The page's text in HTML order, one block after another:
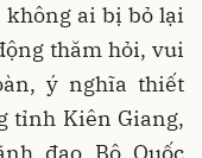
không ai bị bỏ lại
thăm hỏi, vui
ý nghĩa thiết
tỉnh Kiên Giang,